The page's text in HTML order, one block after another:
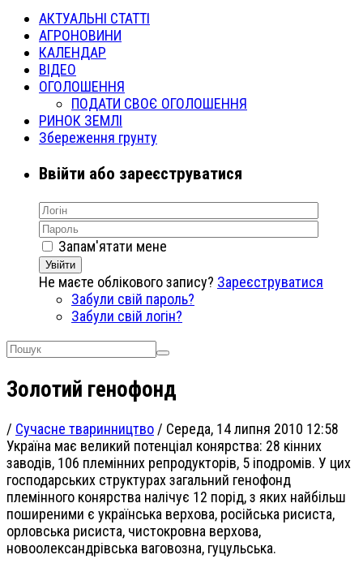
АКТУАЛЬНІ СТАТТІ
АГРОНОВИНИ
КАЛЕНДАР
ВІДЕО
ОГОЛОШЕННЯ
ПОДАТИ СВОЄ ОГОЛОШЕННЯ
РИНОК ЗЕМЛІ
Збереження грунту
Ввійти або зареєструватися
Запам'ятати мене
Увійти
Не маєте облікового запису? Зареєструватися
Забули свій пароль?
Забули свій логін?
Золотий генофонд
/ Сучасне тваринництво / Середа, 14 липня 2010 12:58
Україна має великий потенціал конярства: 28 кінних
заводів, 106 племінних репродукторів, 5 іподромів. У цих
господарських структурах загальний генофонд
племінного конярства налічує 12 порід, з яких найбільш
поширеними є українська верхова, російська рисиста,
орловська рисиста, чистокровна верхова,
новоолександрівська ваговозна, гуцульська.